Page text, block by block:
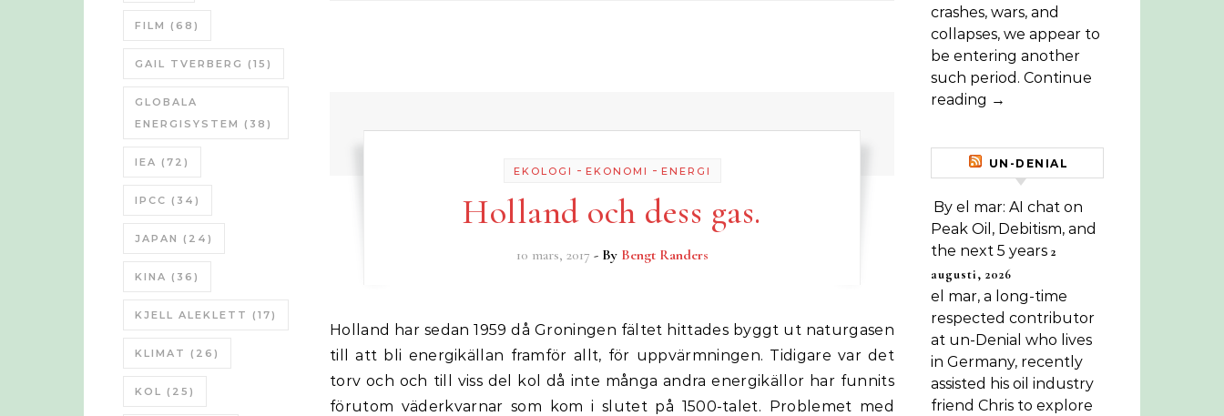
FILM (68)
GAIL TVERBERG (15)
GLOBALA
ENERGISYSTEM (38)
IEA (72)
IPCC (34)
JAPAN (24)
KINA (36)
KJELL ALEKLETT (17)
KLIMAT (26)
KOL (25)
EKOLOGI - EKONOMI - ENERGI
Holland och dess gas.
10 mars, 2017 - By Bengt Randers
Holland har sedan 1959 då Groningen fältet hittades byggt ut naturgasen
till att bli energikällan framför allt, för uppvärmningen. Tidigare var det
torv och och till viss del kol då inte många andra energikällor har funnits
förutom väderkvarnar som kom i slutet på 1500-talet. Problemet med
crashes, wars, and
collapses, we appear to
be entering another
such period. Continue
reading →
UN-DENIAL
By el mar: AI chat on
Peak Oil, Debitism, and
the next 5 years 2
augusti, 2026
el mar, a long-time
respected contributor
at un-Denial who lives
in Germany, recently
assisted his oil industry
friend Chris to explore